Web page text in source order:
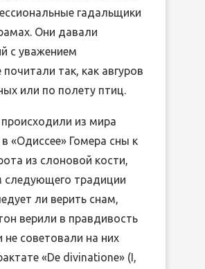
гадальщики
Они давали
с уважением
так, как авгуров
или по полету птиц.
из мира
«Одиссее» Гомера сны к
из слоновой кости,
следующего традиции
ли верить снам,
верили в правдивость
не советовали на них
«De divinatione» (I,